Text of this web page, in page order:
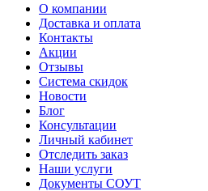
О компании
Доставка и оплата
Контакты
Акции
Отзывы
Система скидок
Новости
Блог
Консультации
Личный кабинет
Отследить заказ
Наши услуги
Документы СОУТ